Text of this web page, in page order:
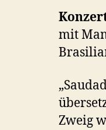
mit
Zweig